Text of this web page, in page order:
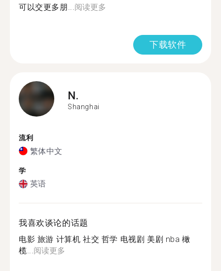
可以交更多朋...阅读更多
下载软件
N.
Shanghai
流利
繁体中文
学
英语
我喜欢谈论的话题
电影 旅游 计算机 社交 哲学 电视剧 美剧 nba 橄
榄...阅读更多